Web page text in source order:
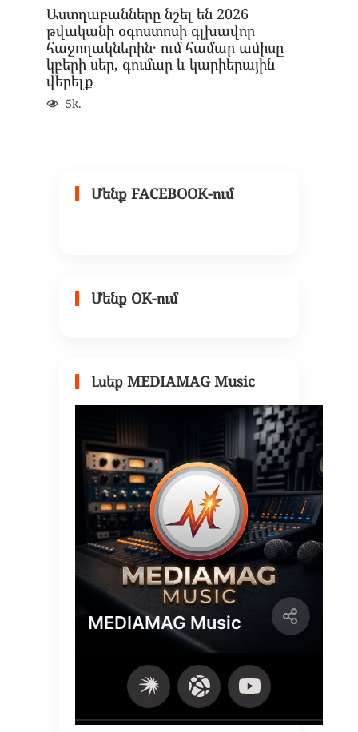
Աստղաբանները նշել են 2026
թվականի օգոստոսի գլխավոր
հաջողակներին․ ում համար ամիսը
կբերի սեր, գումար և կարիերային
վերելք
5k.
Մենք FACEBOOK-ում
Մենք OK-ում
Լսեք MEDIAMAG Music